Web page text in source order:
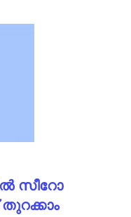
സീറോ